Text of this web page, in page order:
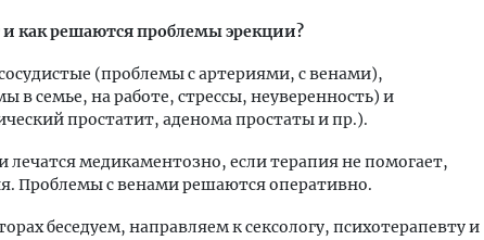
как решаются проблемы эрекции?
(проблемы с артериями, с венами),
в семье, на работе, стрессы, неуверенность) и
простатит, аденома простаты и пр.).
медикаментозно, если терапия не помогает,
Проблемы с венами решаются оперативно.
беседуем, направляем к сексологу, психотерапевту и